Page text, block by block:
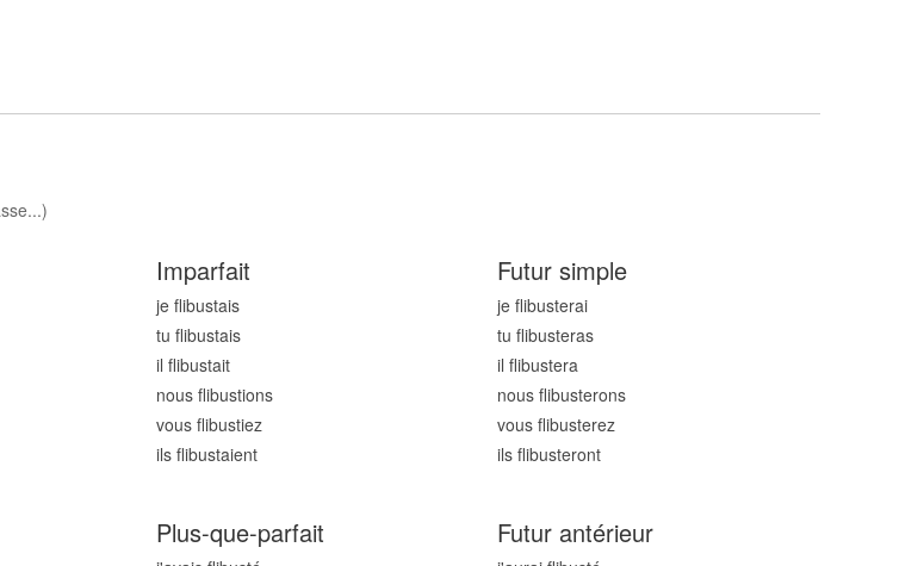
Imparfait
je flibustais
tu flibustais
il flibustait
nous flibustions
vous flibustiez
ils flibustaient
Futur simple
je flibusterai
tu flibusteras
il flibustera
nous flibusterons
vous flibusterez
ils flibusteront
Plus-que-parfait Futur antérieur